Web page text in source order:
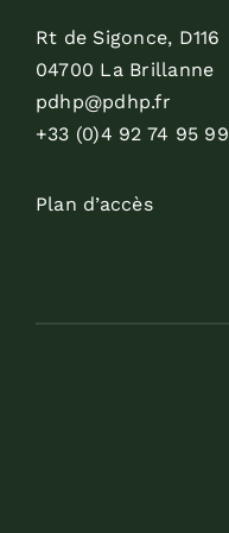
Rt de Sigonce, D116
04700 La Brillanne
pdhp@pdhp.fr
+33 (0)4 92 74 95 99
Plan d’accès